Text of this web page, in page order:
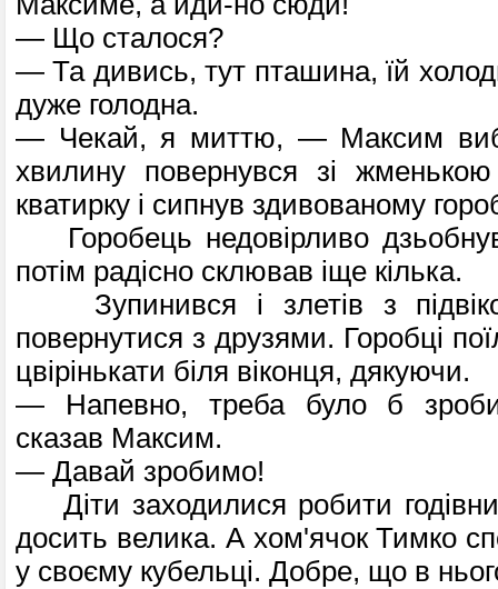
— Що сталося?
— Та дивись, тут пташина, їй
дуже голодна.
— Чекай, я миттю, — Максим
хвилину повернувся зі
кватирку і сипнув здивованому
Горобець недовірливо
потім радісно склював іще кілька.
Зупинився і злетів з
повернутися з друзями. Горобці
цвірінькати біля віконця, дякуючи.
— Напевно, треба було б
сказав Максим.
— Давай зробимо!
Діти заходилися робити
досить велика. А хом'ячок Тимко
у своєму кубельці. Добре, що в нього